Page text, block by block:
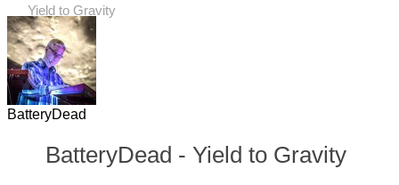
Yield to Gravity
BatteryDead
BatteryDead - Yield to Gravity